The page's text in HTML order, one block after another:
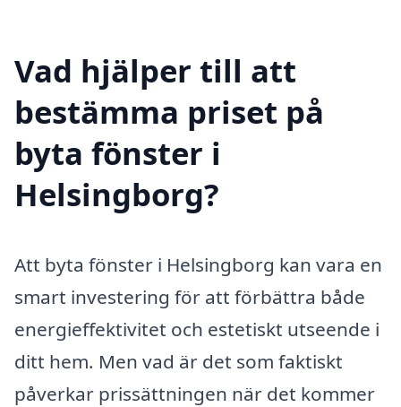
Vad hjälper till att
bestämma priset på
byta fönster i
Helsingborg?
Att byta fönster i Helsingborg kan vara en
smart investering för att förbättra både
energieffektivitet och estetiskt utseende i
ditt hem. Men vad är det som faktiskt
påverkar prissättningen när det kommer